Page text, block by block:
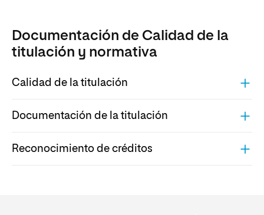
Documentación de Calidad de la
titulación y normativa
Calidad de la titulación
Documentación de la titulación
Reconocimiento de créditos